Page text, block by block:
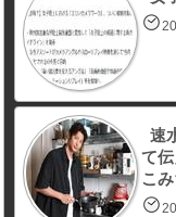
速
て
こ